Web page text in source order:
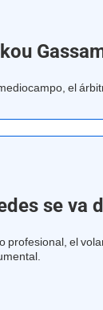
el
se va
profesional, el